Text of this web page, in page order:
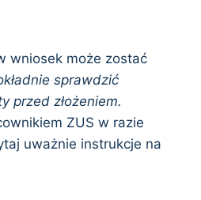
wniosek może zostać
sprawdzić
przed złożeniem.
ZUS w razie
uważnie instrukcje na